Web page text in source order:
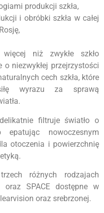
produkcji szkła,
i obróbki szkła w całej
niż zwykłe szkło
niezwykłej przejrzystości
cech szkła, które
wyrazu za sprawą
filtruje światło o
epatując nowoczesnym
otoczenia i powierzchnię
różnych rodzajach
oraz SPACE dostępne w
oraz srebrzonej.